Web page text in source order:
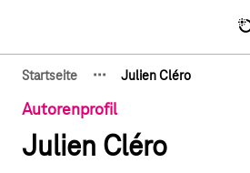
Startseite ··· Julien Cléro
Autorenprofil
Julien Cléro